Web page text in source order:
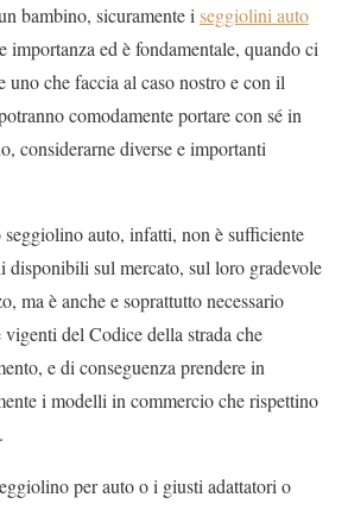
bambino, sicuramente i seggiolini auto
importanza ed è fondamentale, quando ci
uno che faccia al caso nostro e con il
comodamente portare con sé in
considerarne diverse e importanti
seggiolino auto, infatti, non è sufficiente
disponibili sul mercato, sul loro gradevole
ma è anche e soprattutto necessario
del Codice della strada che
e di conseguenza prendere in
i modelli in commercio che rispettino
per auto o i giusti adattatori o